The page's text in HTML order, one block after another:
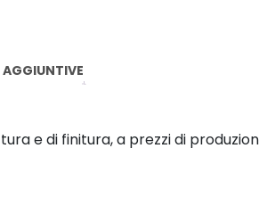
e di finitura, a prezzi di